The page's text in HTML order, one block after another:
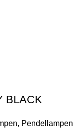
BLACK
, Pendellampen